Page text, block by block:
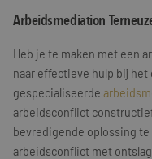
Training &
Referenties
Blogs
Documenten
Gratis folder
Arbeidsmediation
Heb je te maken met een
naar effectieve hulp bij het
gespecialiseerde
arbeidsconflict
bevredigende oplossing te
arbeidsconflict met